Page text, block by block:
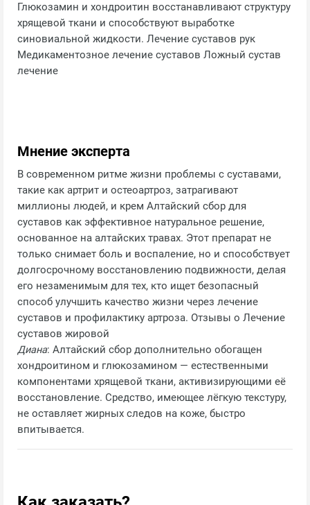
Глюкозамин и хондроитин восстанавливают структуру
хрящевой ткани и способствуют выработке
синовиальной жидкости. Лечение суставов рук
Медикаментозное лечение суставов Ложный сустав
лечение
Мнение эксперта
В современном ритме жизни проблемы с суставами,
такие как артрит и остеоартроз, затрагивают
миллионы людей, и крем Алтайский сбор для
суставов как эффективное натуральное решение,
основанное на алтайских травах. Этот препарат не
только снимает боль и воспаление, но и способствует
долгосрочному восстановлению подвижности, делая
его незаменимым для тех, кто ищет безопасный
способ улучшить качество жизни через лечение
суставов и профилактику артроза. Отзывы о Лечение
суставов жировой
Диана: Алтайский сбор дополнительно обогащен
хондроитином и глюкозамином — естественными
компонентами хрящевой ткани, активизирующими её
восстановление. Средство, имеющее лёгкую текстуру,
не оставляет жирных следов на коже, быстро
впитывается.